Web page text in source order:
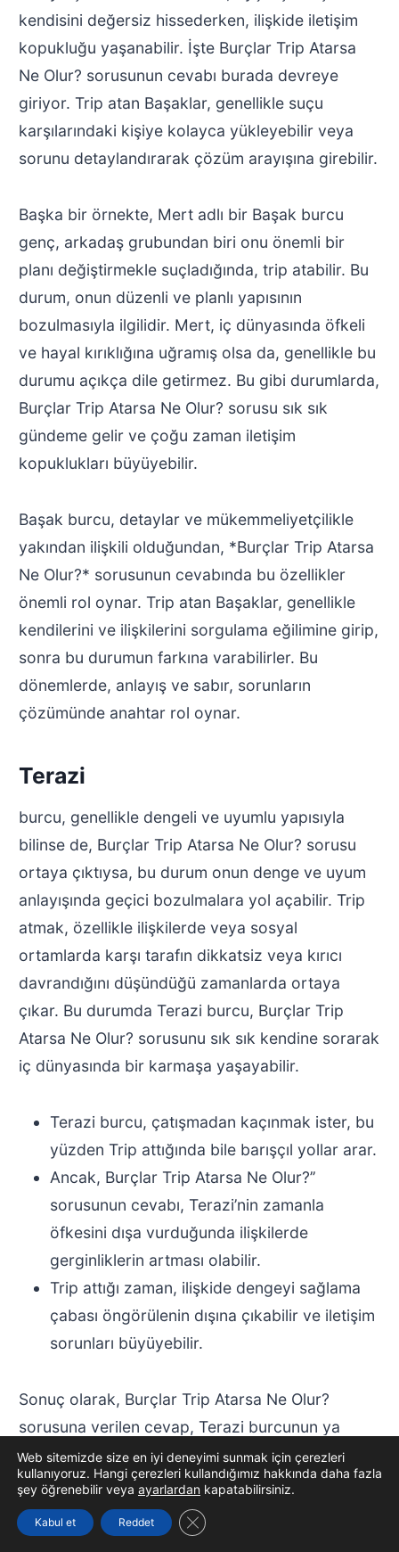
kendisini değersiz hissederken, ilişkide iletişim
kopukluğu yaşanabilir. İşte Burçlar Trip Atarsa
Ne Olur? sorusunun cevabı burada devreye
giriyor. Trip atan Başaklar, genellikle suçu
karşılarındaki kişiye kolayca yükleyebilir veya
sorunu detaylandırarak çözüm arayışına girebilir.
Başka bir örnekte, Mert adlı bir Başak burcu
genç, arkadaş grubundan biri onu önemli bir
planı değiştirmekle suçladığında, trip atabilir. Bu
durum, onun düzenli ve planlı yapısının
bozulmasıyla ilgilidir. Mert, iç dünyasında öfkeli
ve hayal kırıklığına uğramış olsa da, genellikle bu
durumu açıkça dile getirmez. Bu gibi durumlarda,
Burçlar Trip Atarsa Ne Olur? sorusu sık sık
gündeme gelir ve çoğu zaman iletişim
kopuklukları büyüyebilir.
Başak burcu, detaylar ve mükemmeliyetçilikle
yakından ilişkili olduğundan, *Burçlar Trip Atarsa
Ne Olur?* sorusunun cevabında bu özellikler
önemli rol oynar. Trip atan Başaklar, genellikle
kendilerini ve ilişkilerini sorgulama eğilimine girip,
sonra bu durumun farkına varabilirler. Bu
dönemlerde, anlayış ve sabır, sorunların
çözümünde anahtar rol oynar.
Terazi
burcu, genellikle dengeli ve uyumlu yapısıyla
bilinse de, Burçlar Trip Atarsa Ne Olur? sorusu
ortaya çıktıysa, bu durum onun denge ve uyum
anlayışında geçici bozulmalara yol açabilir. Trip
atmak, özellikle ilişkilerde veya sosyal
ortamlarda karşı tarafın dikkatsiz veya kırıcı
davrandığını düşündüğü zamanlarda ortaya
çıkar. Bu durumda Terazi burcu, Burçlar Trip
Atarsa Ne Olur? sorusunu sık sık kendine sorarak
iç dünyasında bir karmaşa yaşayabilir.
Terazi burcu, çatışmadan kaçınmak ister, bu
yüzden Trip attığında bile barışçıl yollar arar.
Ancak, Burçlar Trip Atarsa Ne Olur?’’
sorusunun cevabı, Terazi’nin zamanla
öfkesini dışa vurduğunda ilişkilerde
gerginliklerin artması olabilir.
Trip attığı zaman, ilişkide dengeyi sağlama
çabası öngörülenin dışına çıkabilir ve iletişim
sorunları büyüyebilir.
Sonuç olarak, Burçlar Trip Atarsa Ne Olur?
sorusuna verilen cevap, Terazi burcunun ya
duygularını açıkça ifade etmemesi ya da kendini
korumak adına mesafe koyması şeklinde değişip
gelişebilir. Bu durumda, Burçlar Trip Atarsa Ne
Olur? sorusu, ilişkinin dinamiklerini ve tarafların
Web sitemizde size en iyi deneyimi sunmak için çerezleri
kullanıyoruz. Hangi çerezleri kullandığımız hakkında daha fazla
şey öğrenebilir veya ayarlardan kapatabilirsiniz.
Kabul et Reddet GDPR çerez şeridini kapat